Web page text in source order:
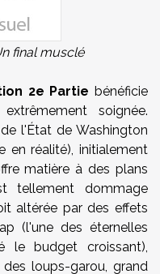
final musclé
2e Partie bénéficie
soignée.
l'État de Washington
en réalité), initialement
matière à des plans
tellement dommage
altérée par des effets
(l'une des éternelles
le budget croissant),
loups-garou, grand